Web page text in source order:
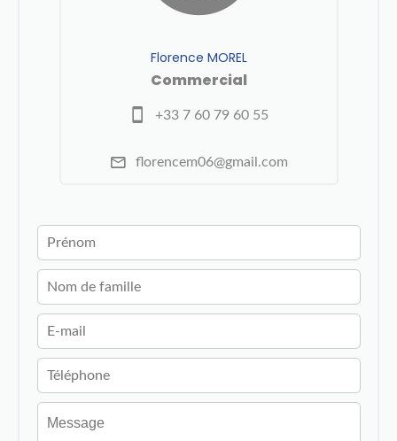
Florence MOREL
Commercial
+33 7 60 79 60 55
florencem06@gmail.com